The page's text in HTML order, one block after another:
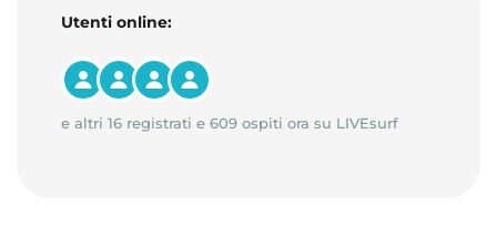
Utenti online:
e altri 16 registrati e 609 ospiti ora su LIVEsurf